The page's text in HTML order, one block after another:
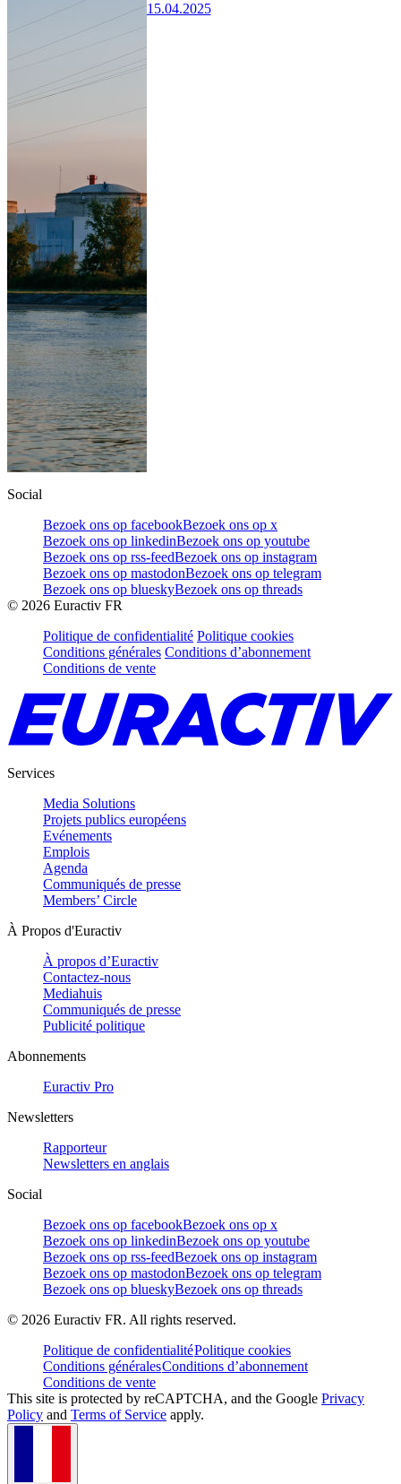
15.04.2025
Social
Bezoek ons op facebookBezoek ons op x
Bezoek ons op linkedinBezoek ons op youtube
Bezoek ons op rss-feedBezoek ons op instagram
Bezoek ons op mastodonBezoek ons op telegram
Bezoek ons op blueskyBezoek ons op threads
© 2026 Euractiv FR
Politique de confidentialité Politique cookies
Conditions générales Conditions d’abonnement
Conditions de vente
Services
Media Solutions
Projets publics européens
Evénements
Emplois
Agenda
Communiqués de presse
Members’ Circle
À Propos d'Euractiv
À propos d’Euractiv
Contactez-nous
Mediahuis
Communiqués de presse
Publicité politique
Abonnements
Euractiv Pro
Newsletters
Rapporteur
Newsletters en anglais
Social
Bezoek ons op facebookBezoek ons op x
Bezoek ons op linkedinBezoek ons op youtube
Bezoek ons op rss-feedBezoek ons op instagram
Bezoek ons op mastodonBezoek ons op telegram
Bezoek ons op blueskyBezoek ons op threads
© 2026 Euractiv FR. All rights reserved.
Politique de confidentialitéPolitique cookies
Conditions généralesConditions d’abonnement
Conditions de vente
This site is protected by reCAPTCHA, and the Google Privacy
Policy and Terms of Service apply.